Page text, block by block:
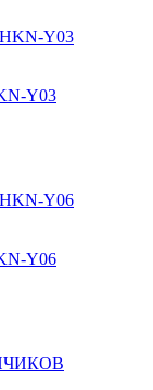
Y03
Y06